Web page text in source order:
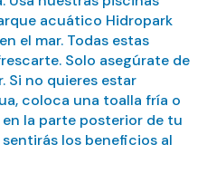
acuático Hidropark
el mar. Todas estas
Solo asegúrate de
Si no quieres estar
coloca una toalla fría o
la parte posterior de tu
los beneficios al